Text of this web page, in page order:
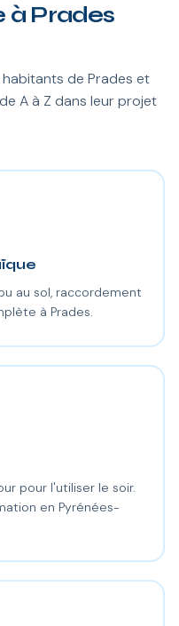
à Prades
de Prades et
A à Z dans leur projet
au sol, raccordement
à Prades.
pour l'utiliser le soir.
en Pyrénées-